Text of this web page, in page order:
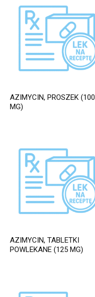
AZIMYCIN, PROSZEK (100
MG)
AZIMYCIN, TABLETKI
POWLEKANE (125 MG)